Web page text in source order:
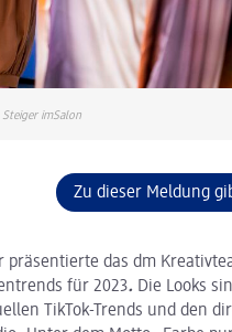
imSalon
Zu dieser Meldung
präsentierte das dm
für 2023. Die Looks
TikTok-Trends und den